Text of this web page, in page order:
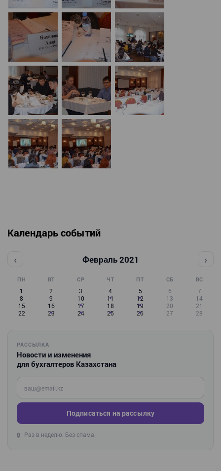
Календарь событий
‹ Февраль 2021 ›
ПН ВТ СР ЧТ ПТ СБ ВС
1 2 3 4 5 6
7
8
9 10 11 12 13
14
15
16 17 18 19 20
21
22
23 24 25 26 27 28
РАССЫЛКА
Новости и изменения
для бухгалтеров Казахстана
Введите ваш e-mail
Подписаться на рассылку
🔒 Раз в неделю. Без спама.